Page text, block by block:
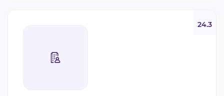
24.3